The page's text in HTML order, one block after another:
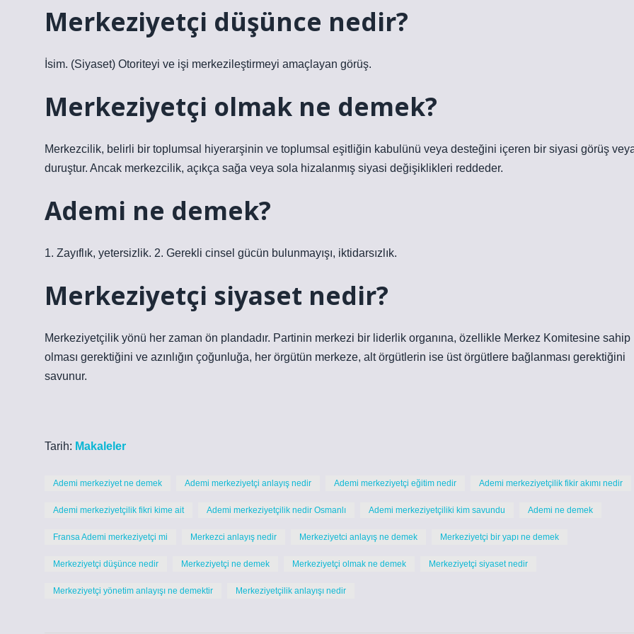
Merkeziyetçi düşünce nedir?
İsim. (Siyaset) Otoriteyi ve işi merkezileştirmeyi amaçlayan görüş.
Merkeziyetçi olmak ne demek?
Merkezcilik, belirli bir toplumsal hiyerarşinin ve toplumsal eşitliğin kabulünü veya desteğini içeren bir siyasi görüş
duruştur. Ancak merkezcilik, açıkça sağa veya sola hizalanmış siyasi değişiklikleri reddeder.
Ademi ne demek?
1. Zayıflık, yetersizlik. 2. Gerekli cinsel gücün bulunmayışı, iktidarsızlık.
Merkeziyetçi siyaset nedir?
Merkeziyetçilik yönü her zaman ön plandadır. Partinin merkezi bir liderlik organına, özellikle Merkez Komitesine sahip
olması gerektiğini ve azınlığın çoğunluğa, her örgütün merkeze, alt örgütlerin ise üst örgütlere bağlanması gerektiğini
savunur.
Tarih: Makaleler
Ademi merkeziyet ne demek Ademi merkeziyetçi anlayış nedir Ademi merkeziyetçi eğitim nedir Ademi merkeziyetçilik fikir akımı nedir
Ademi merkeziyetçilik fikri kime ait Ademi merkeziyetçilik nedir Osmanlı Ademi merkeziyetçiliki kim savundu Ademi ne demek
Fransa Ademi merkeziyetçi mi Merkezci anlayış nedir Merkeziyetci anlayış ne demek Merkeziyetçi bir yapı ne demek
Merkeziyetçi düşünce nedir Merkeziyetçi ne demek Merkeziyetçi olmak ne demek Merkeziyetçi siyaset nedir
Merkeziyetçi yönetim anlayışı ne demektir Merkeziyetçilik anlayışı nedir